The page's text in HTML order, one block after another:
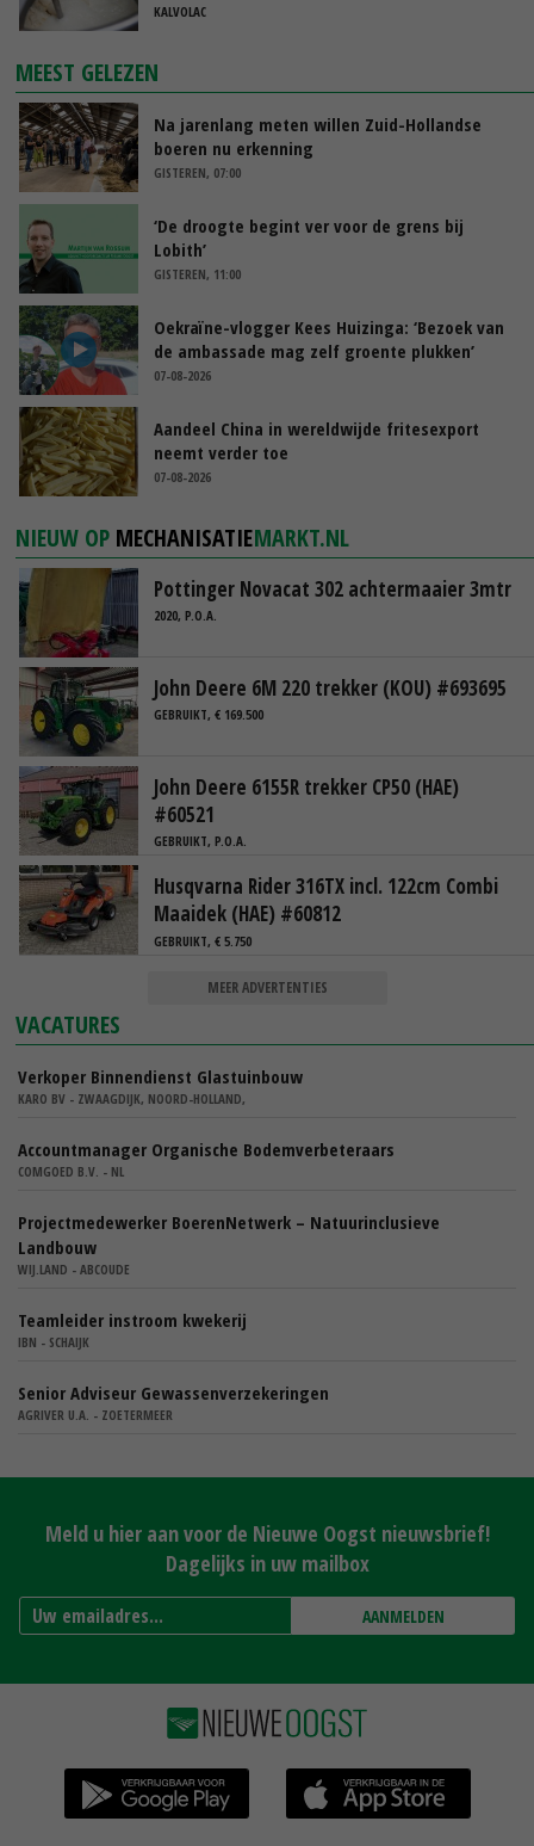
KALVOLAC
MEEST GELEZEN
Na jarenlang meten willen Zuid-Hollandse
boeren nu erkenning
GISTEREN, 07:00
‘De droogte begint ver voor de grens bij
Lobith’
GISTEREN, 11:00
Oekraïne-vlogger Kees Huizinga: ‘Bezoek van
de ambassade mag zelf groente plukken’
07-08-2026
Aandeel China in wereldwijde fritesexport
neemt verder toe
07-08-2026
NIEUW OP MECHANISATIEMARKT.NL
Pottinger Novacat 302 achtermaaier 3mtr
2020, P.O.A.
John Deere 6M 220 trekker (KOU) #693695
GEBRUIKT, € 169.500
John Deere 6155R trekker CP50 (HAE)
#60521
GEBRUIKT, P.O.A.
Husqvarna Rider 316TX incl. 122cm Combi
Maaidek (HAE) #60812
GEBRUIKT, € 5.750
MEER ADVERTENTIES
VACATURES
Verkoper Binnendienst Glastuinbouw
KARO BV - ZWAAGDIJK, NOORD-HOLLAND,
Accountmanager Organische Bodemverbeteraars
COMGOED B.V. - NL
Projectmedewerker BoerenNetwerk – Natuurinclusieve
Landbouw
WIJ.LAND - ABCOUDE
Teamleider instroom kwekerij
IBN - SCHAIJK
Senior Adviseur Gewassenverzekeringen
AGRIVER U.A. - ZOETERMEER
Meld u hier aan voor de Nieuwe Oogst nieuwsbrief!
Dagelijks in uw mailbox
AANMELDEN